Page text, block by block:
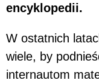
encyklopedii.
W ostatnich
wiele, by
internautom